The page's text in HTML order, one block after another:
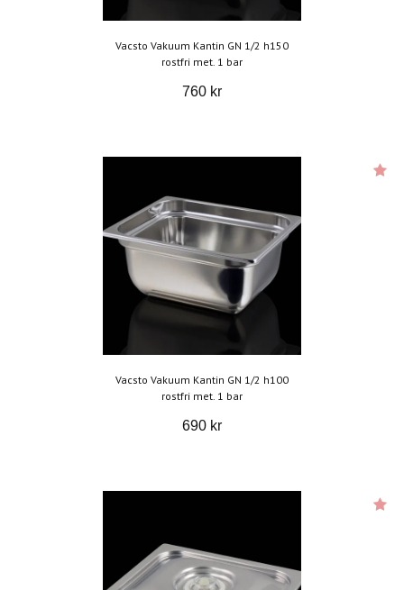
Vacsto Vakuum Kantin GN 1/2 h150
rostfri met. 1 bar
760 kr
Vacsto Vakuum Kantin GN 1/2 h100
rostfri met. 1 bar
690 kr